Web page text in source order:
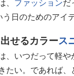
う日のためのアイ
せるカラース
、いつだって軽や
たい。であれば